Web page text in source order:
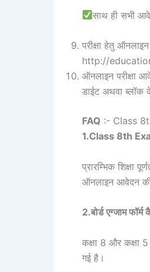
साथ ही सभी
परीक्षा हेतु
http://
ऑनलाइन परीक्षा
डाईट अथवा ब्लॉक
FAQ :- Class
1.Class 8th
प्रारम्भिक शिक्षा
ऑनलाइन आवेदन
2.बोर्ड एग्जाम
कक्षा 8 और कक्षा 5
गई है।